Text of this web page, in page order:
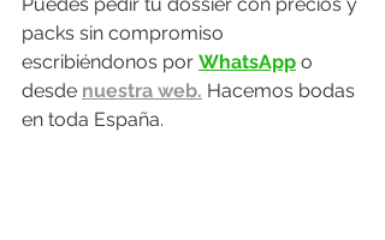
packs sin compromiso
escribiéndonos por WhatsApp o
desde nuestra web. Hacemos bodas
en toda España.